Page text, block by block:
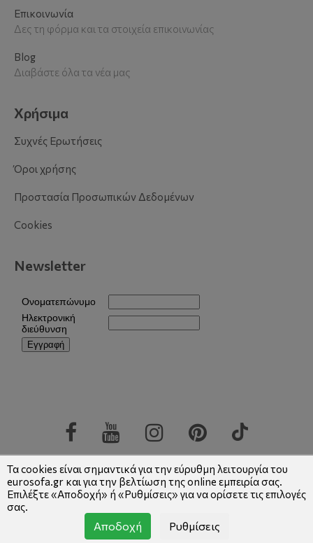
Επικοινωνία
Δες τη φόρμα και τα στοιχεία επικοινωνίας
Blog
Διαβάστε όλα τα νέα μας
Χρήσιμα
Συχνές Ερωτήσεις
Όροι χρήσης
Προστασία Προσωπικών Δεδομένων
Cookies
Newsletter
Copyright © 2026 Eurosofa|Αρ.ΓΕΜΗ: 004922701000
Τα cookies είναι σημαντικά για την εύρυθμη λειτουργία του
eurosofa.gr και για την βελτίωση της online εμπειρία σας.
Επιλέξτε «Αποδοχή» ή «Ρυθμίσεις» για να ορίσετε τις επιλογές
σας.
Αποδοχή Ρυθμίσεις